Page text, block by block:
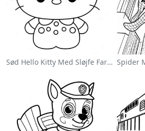
Sød Hello Kitty Med Sløjfe Farvelægningsside